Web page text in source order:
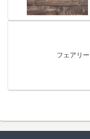
フェアリ